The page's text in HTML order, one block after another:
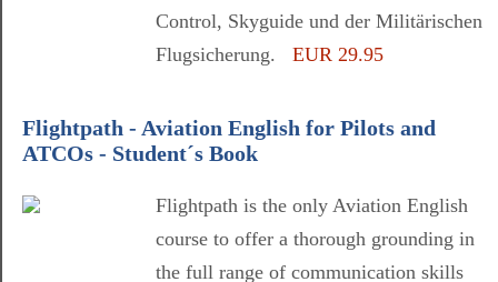
Control, Skyguide und der Militärischen
Flugsicherung. EUR 29.95
Flightpath - Aviation English for Pilots and
ATCOs - Student´s Book
Flightpath is the only Aviation English
course to offer a thorough grounding in
the full range of communication skills